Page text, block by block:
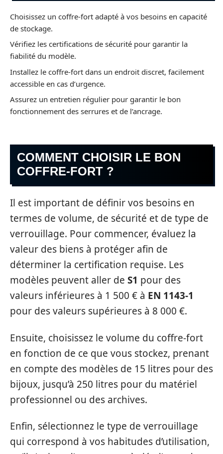
Choisissez un coffre-fort adapté à vos besoins en capacité
de stockage.
Vérifiez les certifications de sécurité pour garantir la
fiabilité du modèle.
Installez le coffre-fort dans un endroit discret, facilement
accessible en cas d’urgence.
Assurez un entretien régulier pour garantir le bon
fonctionnement des serrures et de l’ancrage.
COMMENT CHOISIR LE BON
COFFRE-FORT ?
Il est important de définir vos besoins en
termes de volume, de sécurité et de type de
verrouillage. Pour commencer, évaluez la
valeur des biens à protéger afin de
déterminer la certification requise. Les
modèles peuvent aller de S1 pour des
valeurs inférieures à 1 500 € à EN 1143-1
pour des valeurs supérieures à 8 000 €.
Ensuite, choisissez le volume du coffre-fort
en fonction de ce que vous stockez, prenant
en compte des modèles de 15 litres pour des
bijoux, jusqu’à 250 litres pour du matériel
professionnel ou des archives.
Enfin, sélectionnez le type de verrouillage
qui correspond à vos habitudes d’utilisation,